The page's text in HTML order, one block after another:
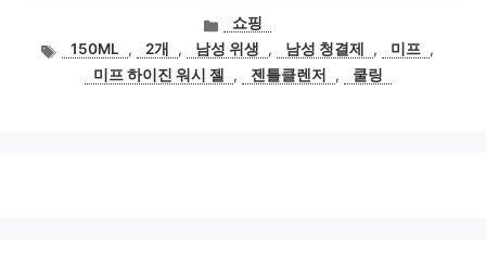
카
테
고
리
쇼핑
태150ML , 2개 , 남성 위생 , 남성 청결제 , 미프 ,
미프 하이진 워시 젤
, 젠틀클렌저 , 쿨링